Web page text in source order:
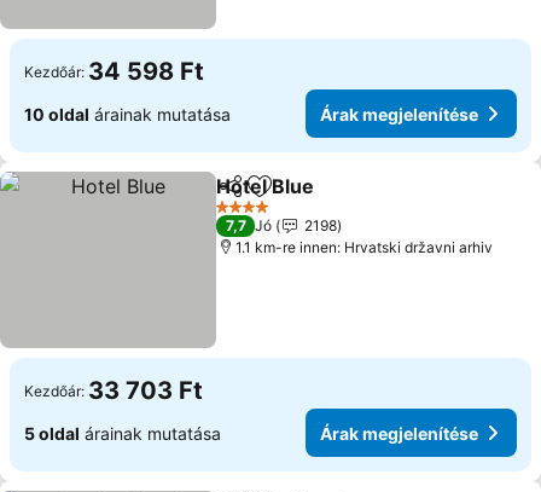
Kezdőár: 34 598 Ft
10 oldal árainak mutatása Árak megjelenítése
Megosztás
Hozzáadás a kedvencekhez
Hotel Blue
4 Kategória
7,7 Jó
2198
1.1 km-re innen: Hrvatski državni arhiv
Kezdőár: 33 703 Ft
5 oldal árainak mutatása Árak megjelenítése